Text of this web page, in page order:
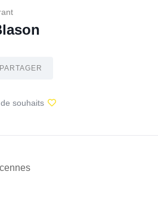
PARTAGER
souhaits